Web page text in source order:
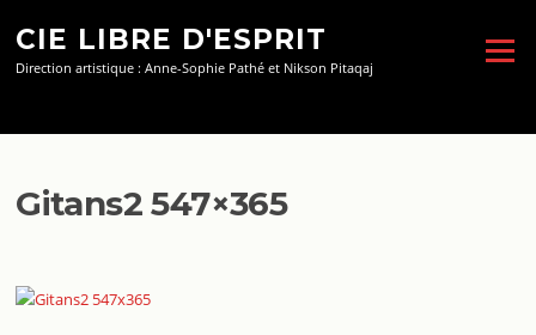
contenu
CIE LIBRE D'ESPRIT
Direction artistique : Anne-Sophie Pathé et Nikson Pitaqaj
Menu
Gitans2 547×365